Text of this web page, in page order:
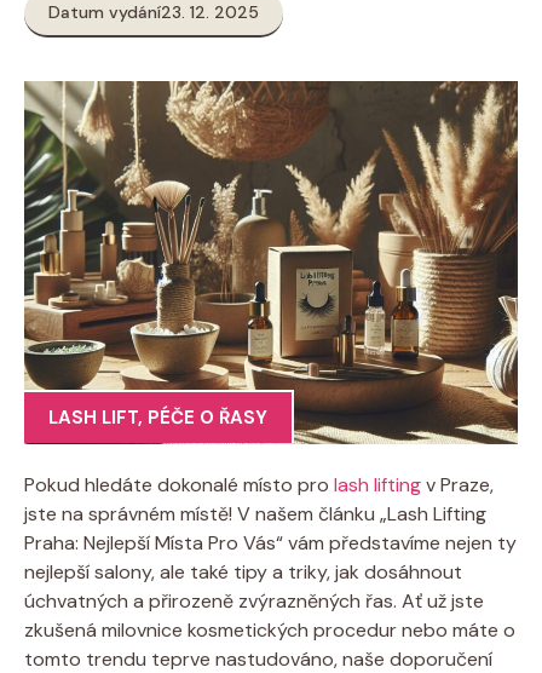
Datum vydání23. 12. 2025
LASH LIFT, PÉČE O ŘASY
Pokud hledáte ⁤dokonalé místo pro ‍ lash liftingv Praze,
jste na ⁢správném místě! V našem článku „Lash Lifting
Praha: ‍Nejlepší Místa ⁢Pro ​Vás“ ‍vám představíme nejen ​ty
nejlepší salony,‍ ale také tipy a triky,⁣ jak⁤ dosáhnout
úchvatných ⁢a přirozeně zvýrazněných‍ řas. Ať už⁣ jste
zkušená milovnice kosmetických procedur ⁢nebo máte ‌o‌
tomto trendu ⁢teprve ⁢nastudováno, naše‍ doporučení